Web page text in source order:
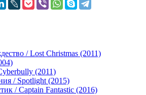
/ Lost Christmas (2011)
(2011)
/ Spotlight (2015)
/ Captain Fantastic (2016)